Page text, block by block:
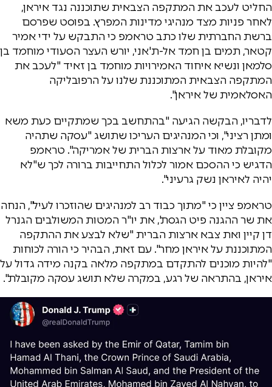
החליט לעכב את המתקפה הצבאית שתוכננה נגד איראן,
לאחר פניות מצד מנהיגי מדינות המפרץ. בפוסט שפרסם
ברשת החברתית שלו כתב טראמפ כי התבקש על ידי אמיר
קטאר, תמים בן חמד אל-ת'אני, יורש העצר הסעודי מוחמד בן
סלמאן ונשיא איחוד האמירויות מוחמד בן זאיד "לעכב את
המתקפה הצבאית המתוכננת שלנו על הרפובליקה
האסלאמית של איראן".
לדבריו, הבקשה הגיעה "בהתחשב בכך שמתקיים כעת משא
ומתן רציני", וכי המנהיגים העריכו שתושג "עסקה שתהיה
מקובלת מאוד על ארצות הברית של אמריקה". טראמפ
הדגיש כי ההסכם אמור לכלול התחייבות ברורה לכך ש"לא
יהיה לאיראן נשק גרעיני".
טראמפ ציין כי "מתוך כבוד רב למנהיגים שהוזכרו לעיל", הנחה
את שר ההגנה פיט הגסת', את יו"ר המטות המשולבים הגנרל
דן קיין ואת צבא ארצות הברית "שלא לבצע את ההתקפה
המתוכננת על איראן מחר". עם זאת, הבהיר כי הורה לכוחות
"להיות מוכנים להתקדם במתקפה מלאה בקנה מידה גדול על
איראן, בהתראה של רגע, במקרה שלא תושג עסקה מקובלת".